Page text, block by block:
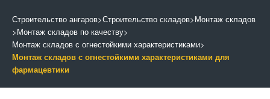
Строительство ангаров>Строительство складов>Монтаж складов
>Монтаж складов по качеству>
Монтаж складов с огнестойкими характеристиками>
Монтаж складов с огнестойкими характеристиками для
фармацевтики